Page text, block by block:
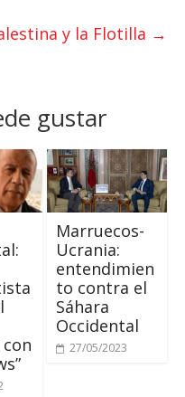
y la Flotilla →
gustar
Marruecos-
Ucrania:
entendimien
to contra el
Sáhara
Occidental
27/05/2023